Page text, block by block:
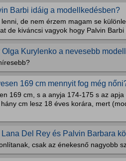
Barbi idáig a modellkedésben?
de nem érzem magam se
de kiváncsi vagyok hogy Palvin
Kurylenko a nevesebb
169 cm mennyit fog még
169 cm, s a anyja 174-175 s az
cm lesz 18 éves korára, mert
Del Rey és Palvin Barbara
csak az énekesnő nagyobb